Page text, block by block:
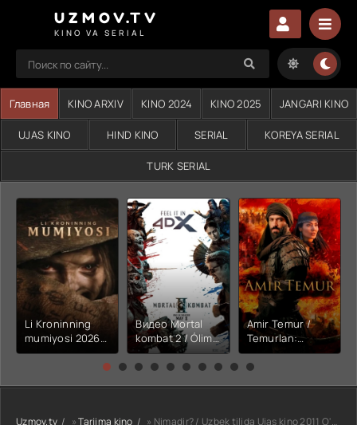
UZMOV.TV
KINO VA SERIAL
Главная KINO ARXIV KINO 2024 KINO 2025 JANGARI KINO
UJAS KINO HIND KINO SERIAL KOREYA SERIAL
TURK SERIAL
Li Kroninning
mumiyosi 2026
(uzbek tilida
kino) tarjima HD
Видео Mortal
kombat 2 / Ólim
jangi 2 (2026)
Uzbek tilida
Amir Temur /
Temurlan:
Fathchining
yuksalishi
Uzmov.tv »Tarjima kino » Nimadir? / Uzbek tilida Ujas kino 2011 O'zbekcha Tarjima film HD